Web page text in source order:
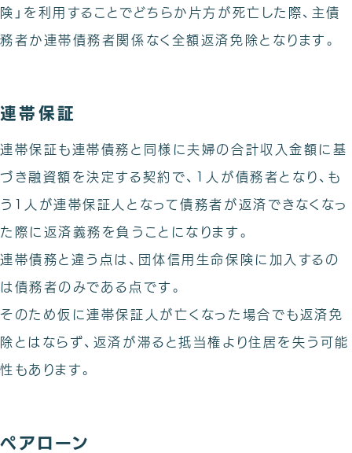
険」を利用することでどちらか片方が死亡した際、主債
務者か連帯債務者関係なく全額返済免除となります。
連帯保証
連帯保証も連帯債務と同様に夫婦の合計収入金額に基
づき融資額を決定する契約で、1人が債務者となり、も
う1人が連帯保証人となって債務者が返済できなくなっ
た際に返済義務を負うことになります。
連帯債務と違う点は、団体信用生命保険に加入するの
は債務者のみである点です。
そのため仮に連帯保証人が亡くなった場合でも返済免
除とはならず、返済が滞ると抵当権より住居を失う可能
性もあります。
ペアローン